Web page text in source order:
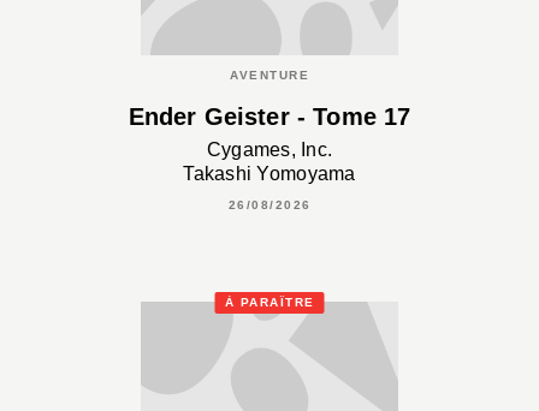
AVENTURE
Ender Geister - Tome 17
Cygames, Inc.
Takashi Yomoyama
26/08/2026
À PARAÎTRE